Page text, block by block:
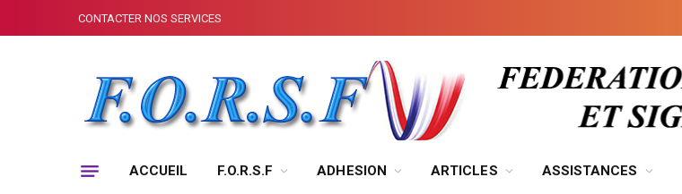
CONTACTER NOS SERVICES
ACCUEIL F.O.R.S.F ADHESION ARTICLES ASSISTANCES